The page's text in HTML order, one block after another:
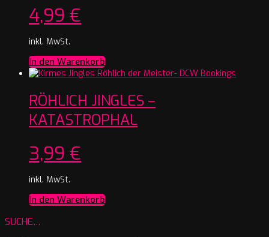
4,99 €
inkl. MwSt.
In den Warenkorb
RÖHLICH JINGLES –
KATASTROPHAL
3,99 €
inkl. MwSt.
In den Warenkorb
SUCHE…